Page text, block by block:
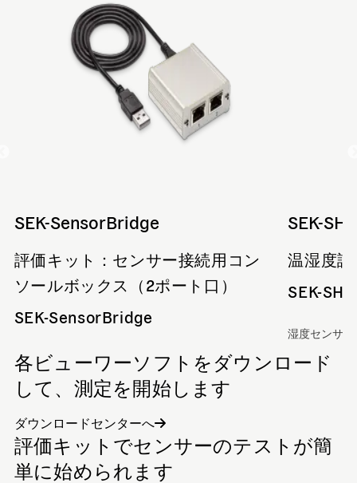
SEK-SensorBridge
評価キット：センサー接続用コン
ソールボックス（2ポート口）
SEK-SensorBridge
SEK-
温湿度
SEK-
湿度センサー
各ビューワーソフトをダウンロード
して、測定を開始します
ダウンロードセンターへ
評価キットでセンサーのテストが簡
単に始められます